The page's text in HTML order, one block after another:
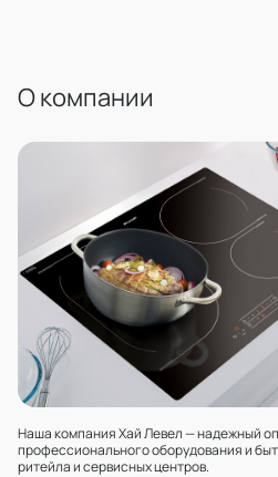
О компании
Наша компания Хай Левел — надежный
профессионального оборудования и
ритейла и сервисных центров.